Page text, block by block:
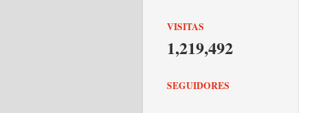
VISITAS
1,219,492
SEGUIDORES